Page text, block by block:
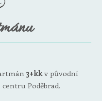
3+kkv původní
Poděbrad.